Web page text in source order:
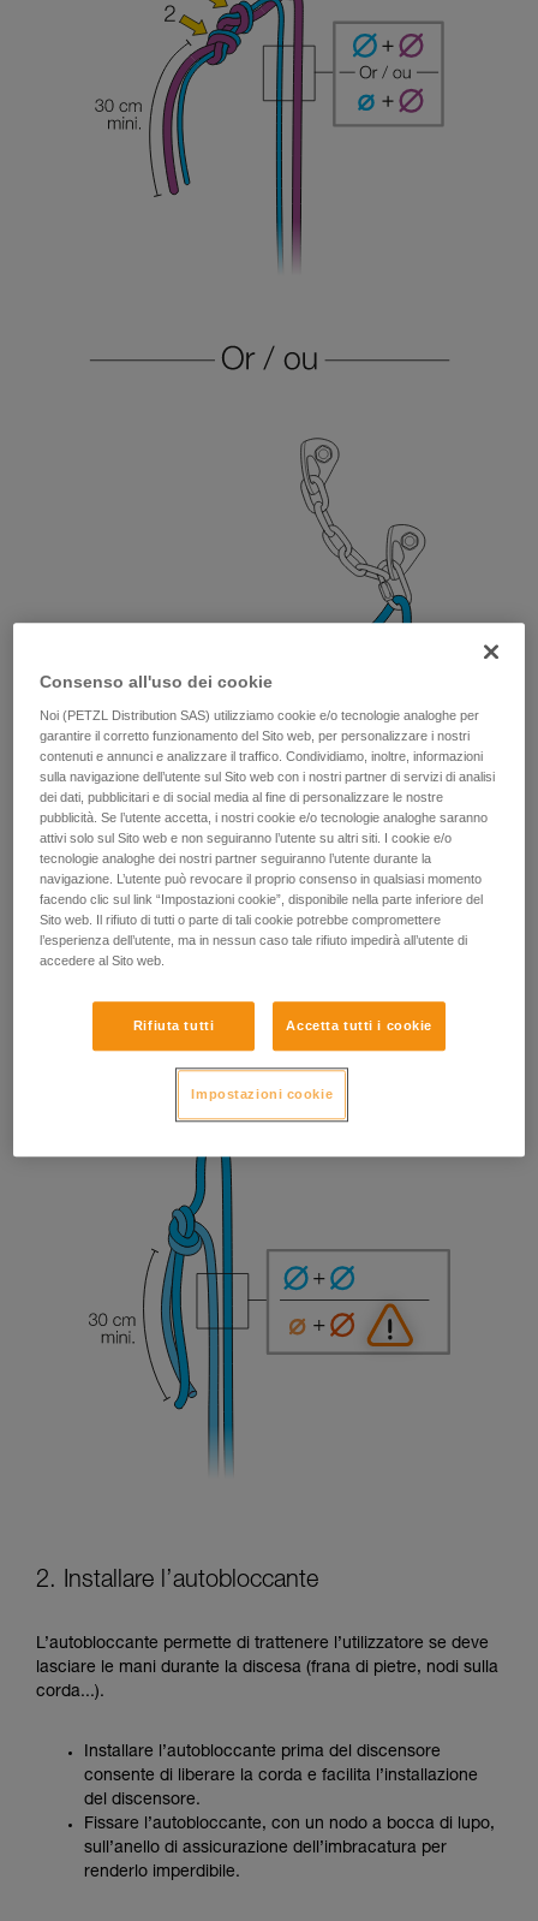
2. Installare l’autobloccante
L’autobloccante permette di trattenere l’utilizzatore se deve
lasciare le mani durante la discesa (frana di pietre, nodi sulla
corda...).
Installare l’autobloccante prima del discensore
consente di liberare la corda e facilita l’installazione
del discensore.
Fissare l’autobloccante, con un nodo a bocca di lupo,
sull’anello di assicurazione dell’imbracatura per
renderlo imperdibile.
Consenso all'uso dei cookie
Noi (PETZL Distribution SAS) utilizziamo cookie e/o tecnologie analoghe per
garantire il corretto funzionamento del Sito web, per personalizzare i nostri
contenuti e annunci e analizzare il traffico. Condividiamo, inoltre, informazioni
sulla navigazione dell’utente sul Sito web con i nostri partner di servizi di analisi
dei dati, pubblicitari e di social media al fine di personalizzare le nostre
pubblicità. Se l’utente accetta, i nostri cookie e/o tecnologie analoghe saranno
attivi solo sul Sito web e non seguiranno l’utente su altri siti. I cookie e/o
tecnologie analoghe dei nostri partner seguiranno l’utente durante la
navigazione. L’utente può revocare il proprio consenso in qualsiasi momento
facendo clic sul link “Impostazioni cookie”, disponibile nella parte inferiore del
Sito web. Il rifiuto di tutti o parte di tali cookie potrebbe compromettere
l’esperienza dell’utente, ma in nessun caso tale rifiuto impedirà all’utente di
accedere al Sito web.
Rifiuta tutti Accetta tutti i cookie
Impostazioni cookie